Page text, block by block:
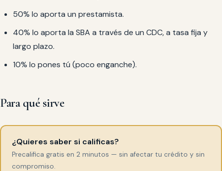
50% lo aporta un prestamista.
40% lo aporta la SBA a través de un CDC, a tasa fija y
largo plazo.
10% lo pones tú (poco enganche).
Para qué sirve
¿Quieres saber si calificas?
Precalifica gratis en 2 minutos — sin afectar tu crédito y sin
compromiso.